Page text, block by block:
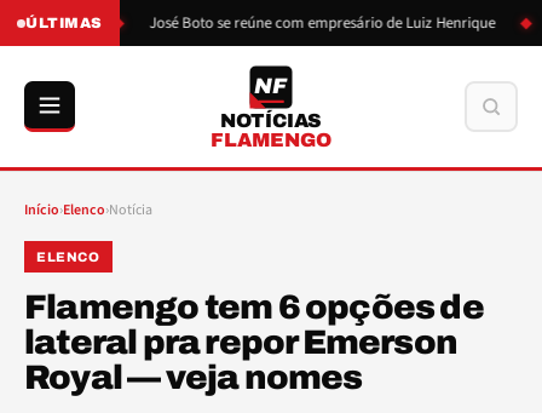
ÚLTIMAS
Boto José Boto se reúne com empresário de Luiz Henrique
NF
NOTÍCIAS
FLAMENGO
Início›Elenco›Notícia
ELENCO
Flamengo tem 6 opções de
lateral pra repor Emerson
Royal — veja nomes